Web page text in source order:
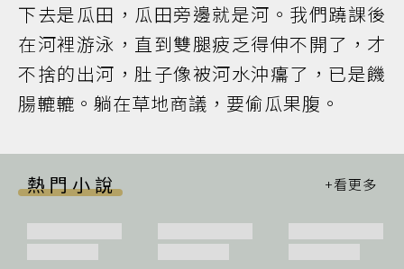
下去是瓜田，瓜田旁邊就是河。我們蹺課後
在河裡游泳，直到雙腿疲乏得伸不開了，才
不捨的出河，肚子像被河水沖癟了，已是饑
腸轆轆。躺在草地商議，要偷瓜果腹。
熱門小說